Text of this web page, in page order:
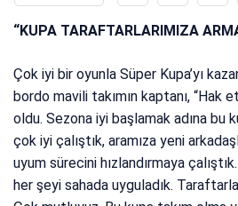
“KUPA TARAFTARLARIMIZA
Çok iyi bir oyunla Süper Kupa’yı
bordo mavili takımın kaptanı, “Hak
oldu. Sezona iyi başlamak adına bu
çok iyi çalıştık, aramıza yeni
uyum sürecini hızlandırmaya
her şeyi sahada uyguladık.